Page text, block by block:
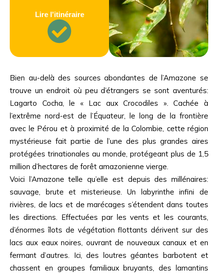
Lire l'itinéraire
Bien au-delà des sources abondantes de l’Amazone se
trouve un endroit où peu d’étrangers se sont aventurés:
Lagarto Cocha, le « Lac aux Crocodiles ». Cachée à
l’extrême nord-est de l’Équateur, le long de la frontière
avec le Pérou et à proximité de la Colombie, cette région
mystérieuse fait partie de l’une des plus grandes aires
protégées trinationales au monde, protégeant plus de 1,5
million d’hectares de forêt amazonienne vierge.
Voici l’Amazone telle qu’elle est depuis des millénaires:
sauvage, brute et misterieuse. Un labyrinthe infini de
rivières, de lacs et de marécages s’étendent dans toutes
les directions. Effectuées par les vents et les courants,
d’énormes îlots de végétation flottants dérivent sur des
lacs aux eaux noires, ouvrant de nouveaux canaux et en
fermant d’autres. Ici, des loutres géantes barbotent et
chassent en groupes familiaux bruyants, des lamantins